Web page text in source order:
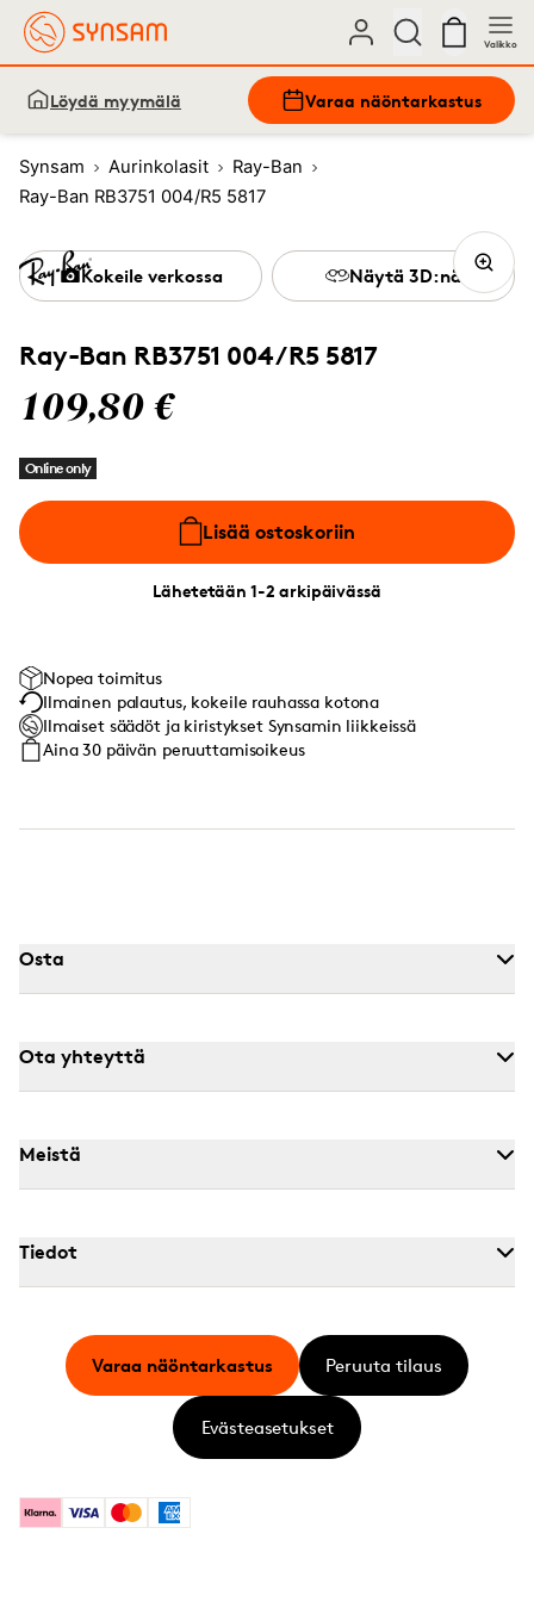
Valikko
Löydä myymälä Varaa näöntarkastus
Synsam Aurinkolasit
Ray-Ban
Ray-Ban RB3751 004/R5 5817
Ray-Ban RB3751 004/R5 5817
109,80 €
Online only
Lisää ostoskoriin
Lähetetään 1-2 arkipäivässä
Kokeile verkossa Näytä 3D:nä
Nopea toimitus
Ilmainen palautus, kokeile rauhassa kotona
Ilmaiset säädöt ja kiristykset Synsamin liikkeissä
Aina 30 päivän peruuttamisoikeus
Osta
Ota yhteyttä
Meistä
Tiedot
KlarnaVisa MastercardAmerican Express
Varaa näöntarkastus Peruuta tilaus
Evästeasetukset